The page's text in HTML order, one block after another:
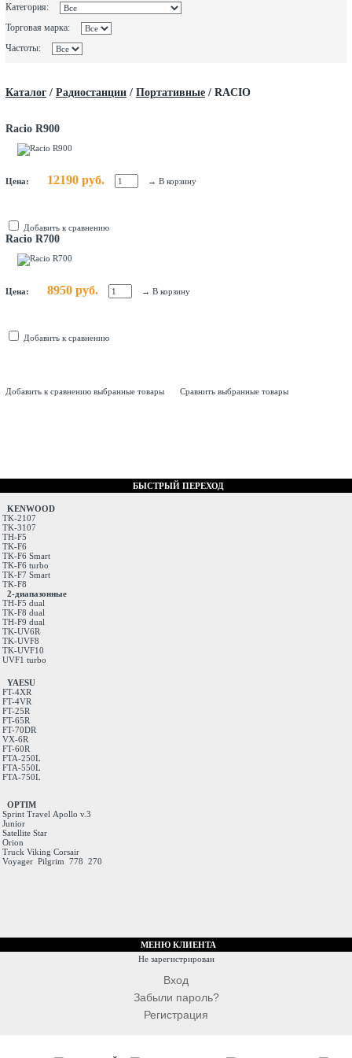
Категория:
Торговая марка:
Частоты:
Каталог / Радиостанции / Портативные / RACIO
Racio R900
Цена: 12190 руб. → В корзину
Добавить к сравнению
Racio R700
Цена: 8950 руб. → В корзину
Добавить к сравнению
Добавить к сравнению выбранные товары Сравнить выбранные товары
БЫСТРЫЙ ПЕРЕХОД
KENWOOD
TK-2107
TK-3107
TH-F5
TK-F6
TK-F6 Smart
TK-F6 turbo
TK-F7 Smart
TK-F8
2-диапазонные
TH-F5 dual
TK-F8 dual
TH-F9 dual
TK-UV6R
TK-UVF8
TK-UVF10
UVF1 turbo
YAESU
FT-4XR
FT-4VR
FT-25R
FT-65R
FT-70DR
VX-6R
FT-60R
FTA-250L
FTA-550L
FTA-750L
OPTIM
Sprint Travel Apollo v.3
Junior
Satellite Star
Orion
Truck Viking Corsair
Voyager Pilgrim 778 270
МЕНЮ КЛИЕНТА
Не зарегистрирован
Вход
Забыли пароль?
Регистрация